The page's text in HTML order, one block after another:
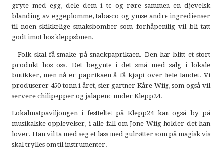
gryte med egg, dele dem i to og røre sammen en djevelsk
blanding av eggeplomme, tabasco og ymse andre ingredienser
til noen skikkelige smaksbomber som forhåpentlig vil bli tatt
godt imot hos kleppsbuen.
– Folk skal få smake på snackpaprikaen. Den har blitt et stort
produkt hos oss. Det begynte i det små med salg i lokale
butikker, men nå er paprikaen å få kjøpt over hele landet. Vi
produserer 450 tonn i året, sier gartner Kåre Wiig, som også vil
servere chilipepper og jalapeno under Klepp24.
Lokalmatpaviljongen i festteltet på Klepp24 kan også by på
musikalske opplevelser, i alle fall om Jone Wiig holder det han
lover. Han vil ta med seg et lass med gulrøtter som på magisk vis
skal trylles om til instrumenter.